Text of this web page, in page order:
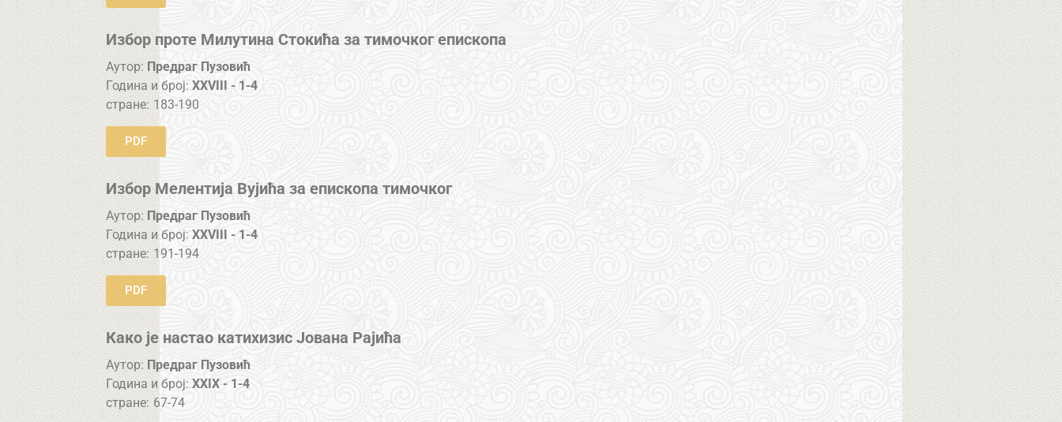
Избор проте Милутина Стокића за тимочког епископа
Аутор: Предраг Пузовић
Година и број:XXVIII - 1-4
стране: 183-190
PDF
Избор Мелентија Вујића за епископа тимочког
Аутор: Предраг Пузовић
Година и број:XXVIII - 1-4
стране: 191-194
PDF
Како је настао катихизис Јована Рајића
Аутор: Предраг Пузовић
Година и број:XXIX - 1-4
стране: 67-74